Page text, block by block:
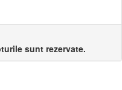
sunt rezervate.